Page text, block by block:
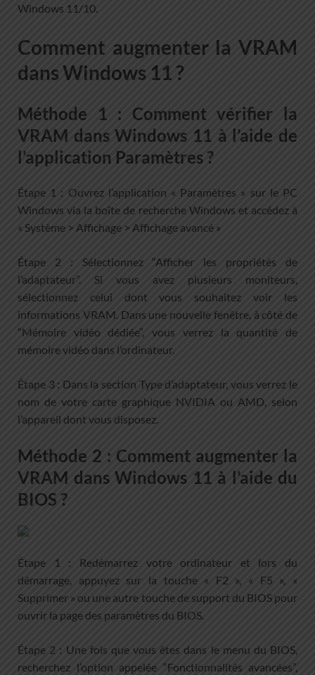
Windows 11/10.
Comment augmenter la VRAM
dans Windows 11 ?
Méthode 1 : Comment vérifier la
VRAM dans Windows 11 à l’aide de
l’application Paramètres ?
Étape 1 : Ouvrez l’application « Paramètres » sur le PC
Windows via la boîte de recherche Windows et accédez à
« Système > Affichage > Affichage avancé »
Étape 2 : Sélectionnez “Afficher les propriétés de
l’adaptateur”. Si vous avez plusieurs moniteurs,
sélectionnez celui dont vous souhaitez voir les
informations VRAM. Dans une nouvelle fenêtre, à côté de
“Mémoire vidéo dédiée”, vous verrez la quantité de
mémoire vidéo dans l’ordinateur.
Étape 3 : Dans la section Type d’adaptateur, vous verrez le
nom de votre carte graphique NVIDIA ou AMD, selon
l’appareil dont vous disposez.
Méthode 2 : Comment augmenter la
VRAM dans Windows 11 à l’aide du
BIOS ?
Étape 1 : Redémarrez votre ordinateur et lors du
démarrage, appuyez sur la touche « F2 », « F5 », «
Supprimer » ou une autre touche de support du BIOS pour
ouvrir la page des paramètres du BIOS.
Étape 2 : Une fois que vous êtes dans le menu du BIOS,
recherchez l’option appelée “Fonctionnalités avancées”,